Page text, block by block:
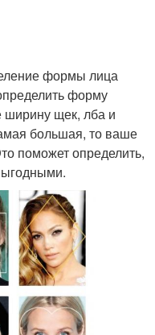
формы лица
форму
ширину щек, лба и
большая, то ваше
поможет определить,